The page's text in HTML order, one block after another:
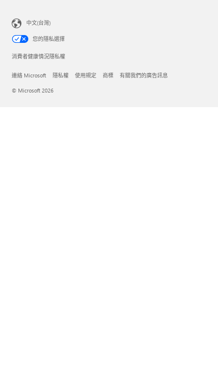
中文(台灣)
您的隱私選擇
消費者健康情況隱私權
連絡 Microsoft 隱私權 使用規定 商標 有關我們的廣告訊息
© Microsoft 2026